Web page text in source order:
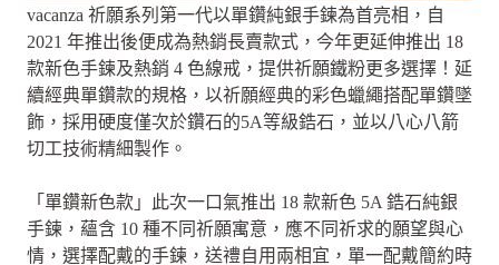
vacanza 祈願系列第一代以單鑽純銀手鍊為首亮相，自
2021 年推出後便成為熱銷長賣款式，今年更延伸推出 18
款新色手鍊及熱銷 4 色線戒，提供祈願鐵粉更多選擇！延
續經典單鑽款的規格，以祈願經典的彩色蠟繩搭配單鑽墜
飾，採用硬度僅次於鑽石的5A等級鋯石，並以八心八箭
切工技術精細製作。
「單鑽新色款」此次一口氣推出 18 款新色 5A 鋯石純銀
手鍊，蘊含 10 種不同祈願寓意，應不同祈求的願望與心
情，選擇配戴的手鍊，送禮自用兩相宜，單一配戴簡約時